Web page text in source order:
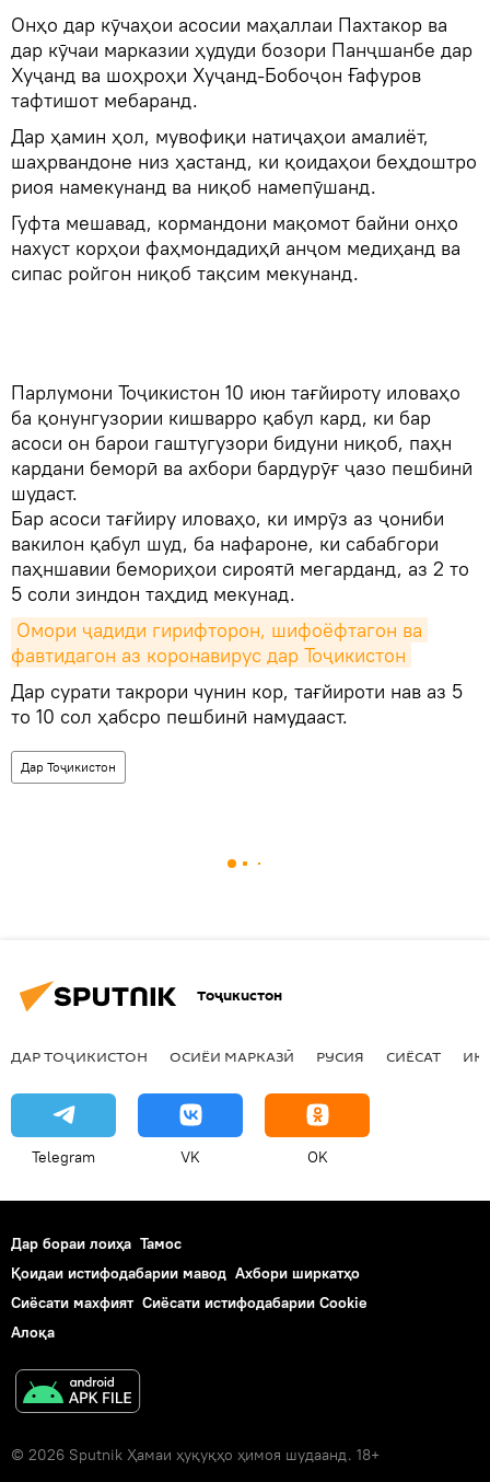
Онҳо дар кӯчаҳои асосии маҳаллаи Пахтакор ва
дар кӯчаи марказии ҳудуди бозори Панҷшанбе дар
Хуҷанд ва шоҳроҳи Хуҷанд-Бобоҷон Ғафуров
тафтишот мебаранд.
Дар ҳамин ҳол, мувофиқи натиҷаҳои амалиёт,
шаҳрвандоне низ ҳастанд, ки қоидаҳои беҳдоштро
риоя намекунанд ва ниқоб намепӯшанд.
Гуфта мешавад, кормандони мақомот байни онҳо
нахуст корҳои фаҳмондадиҳӣ анҷом медиҳанд ва
сипас ройгон ниқоб тақсим мекунанд.
Парлумони Тоҷикистон 10 июн тағйироту иловаҳо
ба қонунгузории кишварро қабул кард, ки бар
асоси он барои гаштугузори бидуни ниқоб, паҳн
кардани беморӣ ва ахбори бардурӯғ ҷазо пешбинӣ
шудаст.
Бар асоси тағйиру иловаҳо, ки имрӯз аз ҷониби
вакилон қабул шуд, ба нафароне, ки сабабгори
паҳншавии бемориҳои сироятӣ мегарданд, аз 2 то
5 соли зиндон таҳдид мекунад.
Омори ҷадиди гирифторон, шифоёфтагон ва
фавтидагон аз коронавирус дар Тоҷикистон
Дар сурати такрори чунин кор, тағйироти нав аз 5
то 10 сол ҳабсро пешбинӣ намудааст.
Дар Тоҷикистон
Тоҷикистон
ДАР ТОҶИКИСТОН ОСИЁИ МАРКАЗӢ РУСИЯ СИЁСАТ
Telegram VK OK
Дар бораи лоиҳа Тамос
Қоидаи истифодабарии мавод Ахбори ширкатҳо
Сиёсати махфият Сиёсати истифодабарии Cookie
Алоқа
© 2026 Sputnik Ҳамаи ҳуқуқҳо ҳимоя шудаанд. 18+